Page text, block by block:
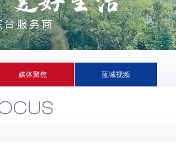
媒体聚焦 蓝城视频